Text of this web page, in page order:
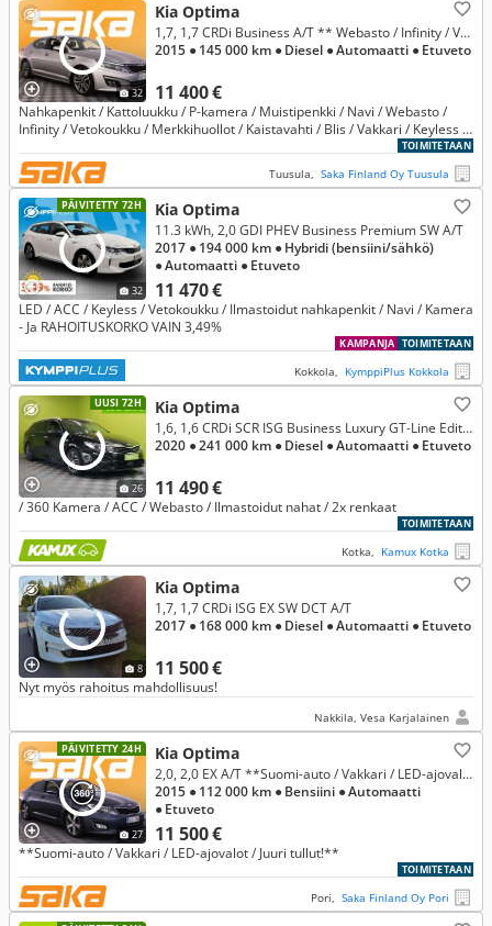
32
Kia Optima
11 400 €
1,7, 1,7 CRDi Business A/T ** Webasto / Infinity / Vetokoukku / Nahkapenkit / Kattoluukku / P-kamera / Muistipenkki / Navi **
2015 ● 145 000 km ● Diesel ● Automaatti ● Etuveto
Nahkapenkit / Kattoluukku / P-kamera / Muistipenkki / Navi / Webasto /
Infinity / Vetokoukku / Merkkihuollot / Kaistavahti / Blis / Vakkari / Keyless /
TOIMITETAAN
Tuusula, Saka Finland Oy Tuusula
PÄIVITETTY 72H
32
Kia Optima
11 470 €
11.3 kWh, 2,0 GDI PHEV Business Premium SW A/T
2017 ● 194 000 km ● Hybridi (bensiini/sähkö)
● Automaatti ● Etuveto
LED / ACC / Keyless / Vetokoukku / Ilmastoidut nahkapenkit / Navi / Kamera
- Ja RAHOITUSKORKO VAIN 3,49%
TOIMITETAAN
KAMPANJA
Kokkola, KymppiPlus Kokkola
UUSI 72H
26
Kia Optima
11 490 €
1,6, 1,6 CRDi SCR ISG Business Luxury GT-Line Edition SW DCT A/T *** HYVIN HUOLLETTU! ***
2020 ● 241 000 km ● Diesel ● Automaatti ● Etuveto
/ 360 Kamera / ACC / Webasto / Ilmastoidut nahat / 2x renkaat
TOIMITETAAN
Kotka, Kamux Kotka
8
Kia Optima
11 500 €
1,7, 1,7 CRDi ISG EX SW DCT A/T
2017 ● 168 000 km ● Diesel ● Automaatti ● Etuveto
Nyt myös rahoitus mahdollisuus!
Nakkila, Vesa Karjalainen
PÄIVITETTY 24H
27
Kia Optima
11 500 €
2,0, 2,0 EX A/T **Suomi-auto / Vakkari / LED-ajovalot / Juuri tullut!**
2015 ● 112 000 km ● Bensiini ● Automaatti
● Etuveto
**Suomi-auto / Vakkari / LED-ajovalot / Juuri tullut!**
TOIMITETAAN
Pori, Saka Finland Oy Pori